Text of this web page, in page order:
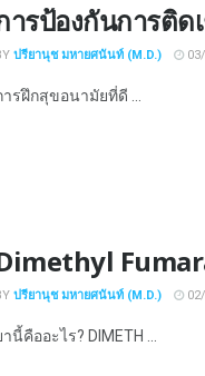
ารป้องกันการติด
ปรียานุช มหายศนันท์ (M.D.)
ารฝึกสุขอนามัยที่ดี ...
ปรียานุช มหายศนันท์ (M.D.)
านี้คืออะไร? DIMETH ...